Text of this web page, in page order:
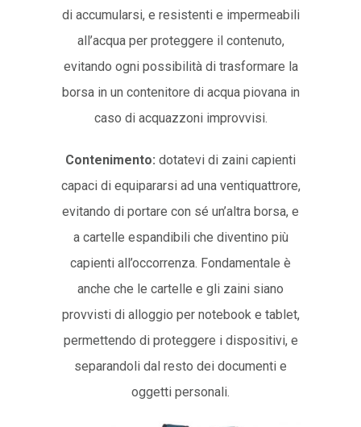
di accumularsi, e resistenti e impermeabili
all’acqua per proteggere il contenuto,
evitando ogni possibilità di trasformare la
borsa in un contenitore di acqua piovana in
caso di acquazzoni improvvisi.
Contenimento: dotatevi di zaini capienti
capaci di equipararsi ad una ventiquattrore,
evitando di portare con sé un’altra borsa, e
a cartelle espandibili che diventino più
capienti all’occorrenza. Fondamentale è
anche che le cartelle e gli zaini siano
provvisti di alloggio per notebook e tablet,
permettendo di proteggere i dispositivi, e
separandoli dal resto dei documenti e
oggetti personali.